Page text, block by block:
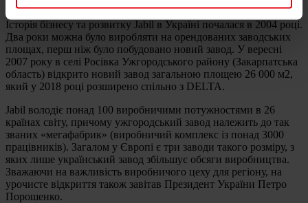
Історія бізнесу та розвитку Jabil в Україні почалася в 2004 році.
Два роки можна було виробляти на орендованих заводських
площах, перш ніж було побудовано новий завод. У вересні
2007 року в селі Росівка Ужгородського району (Закарпатська
область) відкрито новий завод загальною площею 26 000 м2,
який у 2018 році розширено спільно з DELTA.
Jabil володіє понад 100 виробничими потужностями в 26
країнах світу, причому ужгородський завод належить до так
званих «мегафабрик» (виробничий комплекс із понад 3000
працівників). Загалом у Європі є три заводи такого розміру, з
яких лише український завод збільшує обсяги виробництва.
Зважаючи на важливість виробничого цеху для регіону, на
урочисте відкриття також завітав Президент України Петро
Порошенко.